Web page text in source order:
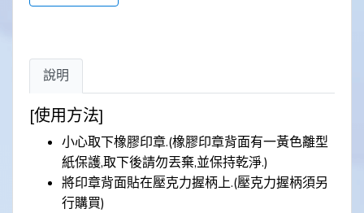
說明
[使用方法]
小心取下橡膠印章.(橡膠印章背面有一黃色離型
紙保護,取下後請勿丟棄,並保持乾淨.)
將印章背面貼在壓克力握柄上.(壓克力握柄須另
行購買)